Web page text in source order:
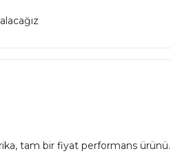
tam bir fiyat performans